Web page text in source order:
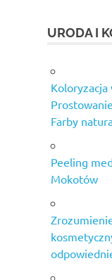
URODA I
Koloryzacja
Farby
Peeling
Mokotów